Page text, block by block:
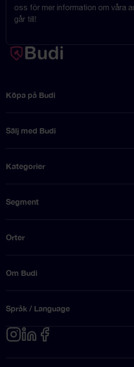
oss för mer information om våra
går till!
Köpa på Budi
Sälj med Budi
Kategorier
Segment
Orter
Om Budi
Språk / Language